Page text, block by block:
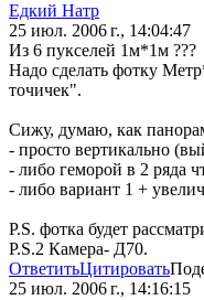
Едкий Натр
25 июл. 2006 г., 14:04:47
Из 6 пукселей 1м*1м ???
Надо сделать фотку
точичек".
Сижу, думаю, как
- просто вертикально
- либо геморой в 2 ряда
- либо вариант 1 +
P.S. фотка будет
P.S.2 Камера- Д70.
ОтветитьЦитировать
25 июл. 2006 г., 14:16:15